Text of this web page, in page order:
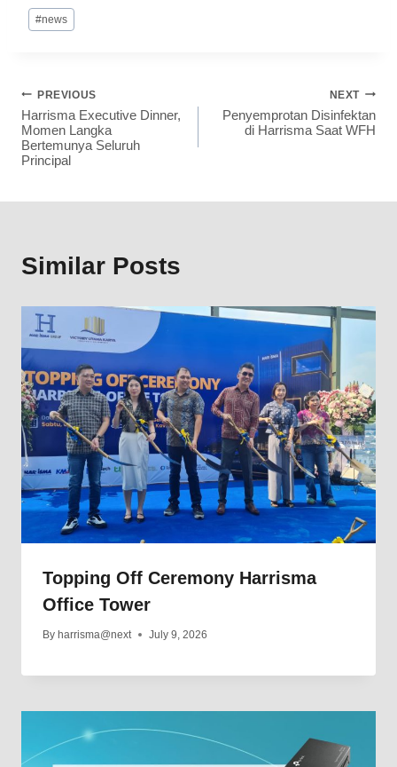
#news
PREVIOUS
Harrisma Executive Dinner,
Momen Langka
Bertemunya Seluruh
Principal
NEXT
Penyemprotan Disinfektan
di Harrisma Saat WFH
Similar Posts
Topping Off Ceremony Harrisma
Office Tower
By harrisma@next July 9, 2026